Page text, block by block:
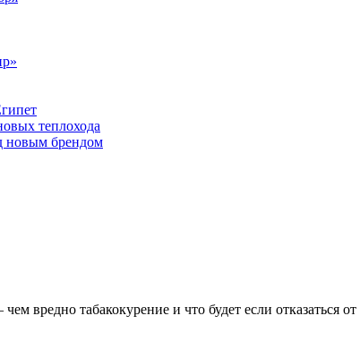
теплохода
новым брендом
вредно табакокурение и что будет если отказаться